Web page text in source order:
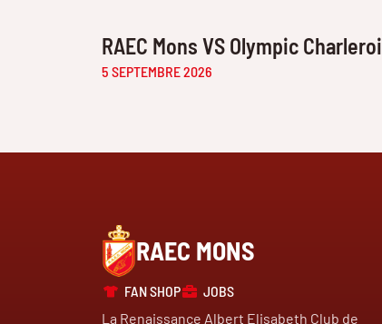
RAEC Mons VS Olympic Charleroi
5 SEPTEMBRE 2026
RAEC MONS
FAN SHOP
JOBS
La Renaissance Albert Elisabeth Club de